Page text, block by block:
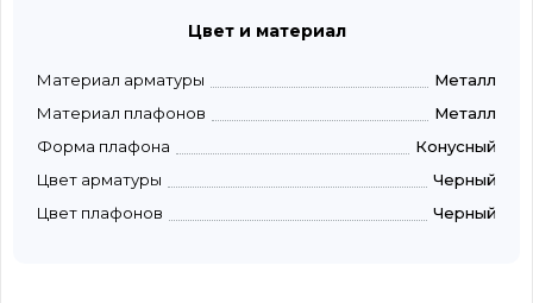
Цвет и материал
Материал арматуры
Металл
Материал плафонов
Металл
Форма плафона
Конусный
Цвет арматуры
Черный
Цвет плафонов
Черный